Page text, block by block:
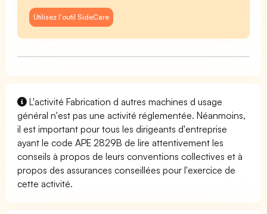
Utilisez l'outil SideCare
L'activité Fabrication d autres machines d usage
général n'est pas une activité réglementée. Néanmoins,
il est important pour tous les dirigeants d'entreprise
ayant le code APE 2829B de lire attentivement les
conseils à propos de leurs conventions collectives et à
propos des assurances conseillées pour l'exercice de
cette activité.